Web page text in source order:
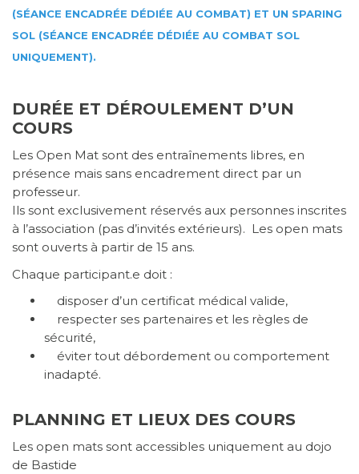
(SÉANCE ENCADRÉE DÉDIÉE AU COMBAT) ET UN SPARING
SOL (SÉANCE ENCADRÉE DÉDIÉE AU COMBAT SOL
UNIQUEMENT).
DURÉE ET DÉROULEMENT D’UN
COURS
Les Open Mat sont des entraînements libres, en
présence mais sans encadrement direct par un
professeur.
Ils sont exclusivement réservés aux personnes inscrites
à l’association (pas d’invités extérieurs). Les open mats
sont ouverts à partir de 15 ans.
Chaque participant.e doit :
disposer d’un certificat médical valide,
respecter ses partenaires et les règles de
sécurité,
éviter tout débordement ou comportement
inadapté.
PLANNING ET LIEUX DES COURS
Les open mats sont accessibles uniquement au dojo
de Bastide